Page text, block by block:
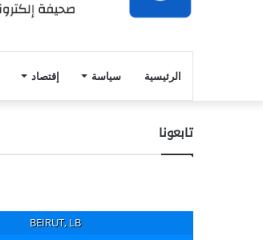
الرئيسية سياسة إقتصاد
تابعونا
BEIRUT, LB